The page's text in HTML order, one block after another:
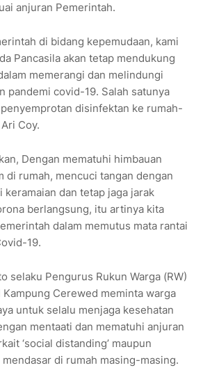
anjuran Pemerintah.
di bidang kepemudaan, kami
Pancasila akan tetap mendukung
memerangi dan melindungi
pandemi covid-19. Salah satunya
disinfektan ke rumah-
Coy.
Dengan mematuhi himbauan
di rumah, mencuci tangan dengan
keramaian dan tetap jaga jarak
berlangsung, itu artinya kita
dalam memutus mata rantai
19.
selaku Pengurus Rukun Warga (RW)
Kampung Cerewed meminta warga
untuk selalu menjaga kesehatan
mentaati dan mematuhi anjuran
‘social distanding’ maupun
di rumah masing-masing.